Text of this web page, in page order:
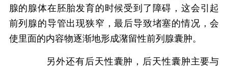
腺的腺体在胚胎发育的时候受到了障碍，这会引起
前列腺的导管出现狭窄，最后导致堵塞的情况，会
使里面的内容物逐渐地形成潴留性前列腺囊肿。
另外还有后天性囊肿，后天性囊肿主要与